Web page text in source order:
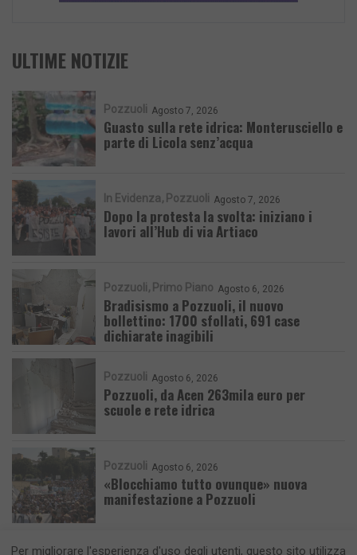
ULTIME NOTIZIE
Pozzuoli Agosto 7, 2026
Guasto sulla rete idrica: Monterusciello e
parte di Licola senz’acqua
In Evidenza Pozzuoli Agosto 7, 2026
Dopo la protesta la svolta: iniziano i
lavori all’Hub di via Artiaco
Pozzuoli Primo Piano Agosto 6, 2026
Bradisismo a Pozzuoli, il nuovo
bollettino: 1700 sfollati, 691 case
dichiarate inagibili
Pozzuoli Agosto 6, 2026
Pozzuoli, da Acen 263mila euro per
scuole e rete idrica
Pozzuoli Agosto 6, 2026
«Blocchiamo tutto ovunque» nuova
manifestazione a Pozzuoli
Per migliorare l'esperienza d'uso degli utenti, questo sito utilizza